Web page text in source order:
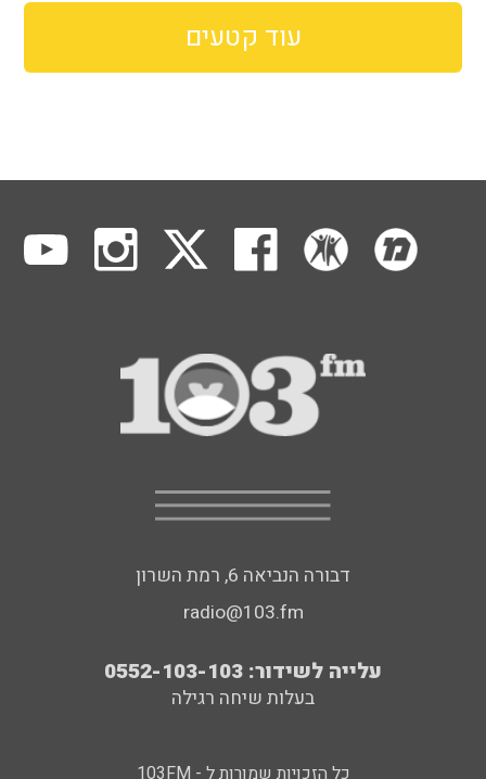
עוד קטעים
דבורה הנביאה 6, רמת השרון
radio@103.fm
עלייה לשידור: 0552-103-103
בעלות שיחה רגילה
כל הזכויות שמורות ל - 103FM